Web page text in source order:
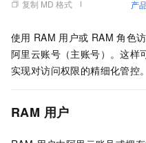
复制 MD 格式
产
使用 RAM 用户或 RAM 角色
阿里云账号（主账号）。这样
实现对访问权限的精细化管控。
RAM 用户